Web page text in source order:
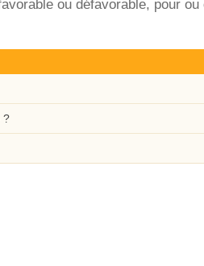
ou défavorable, pour ou
?